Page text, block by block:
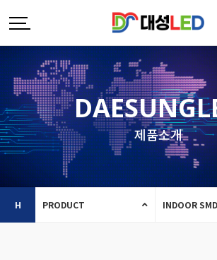
제품소개
H PRODUCT INDOOR SMD